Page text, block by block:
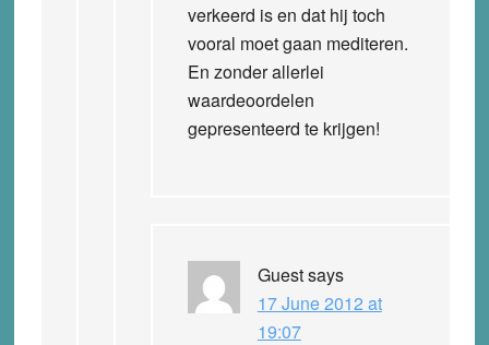
verkeerd is en dat hij toch
vooral moet gaan mediteren.
En zonder allerlei
waardeoordelen
gepresenteerd te krijgen!
Guestsays
17 June 2012 at
19:07